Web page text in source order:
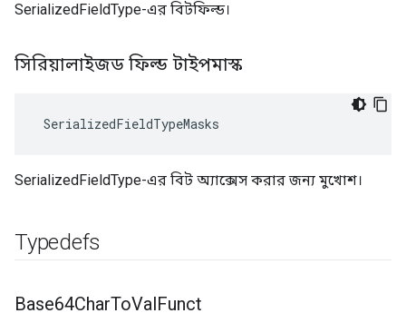
SerializedFieldType-এর বিটফিল্ড।
সিরিয়ালাইজড ফিল্ড টাইপমাস্ক
SerializedFieldTypeMasks
SerializedFieldType-এর বিট অ্যাক্সেস করার জন্য মুখোশ।
Typedefs
Base64CharToValFunct